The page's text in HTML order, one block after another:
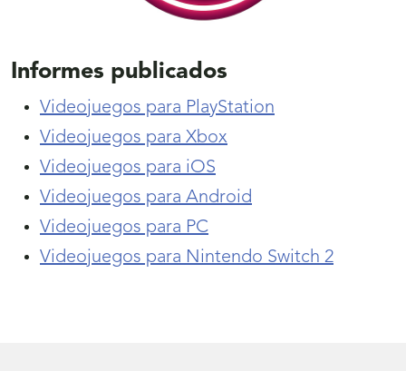
Informes publicados
Videojuegos para PlayStation
Videojuegos para Xbox
Videojuegos para iOS
Videojuegos para Android
Videojuegos para PC
Videojuegos para Nintendo Switch 2